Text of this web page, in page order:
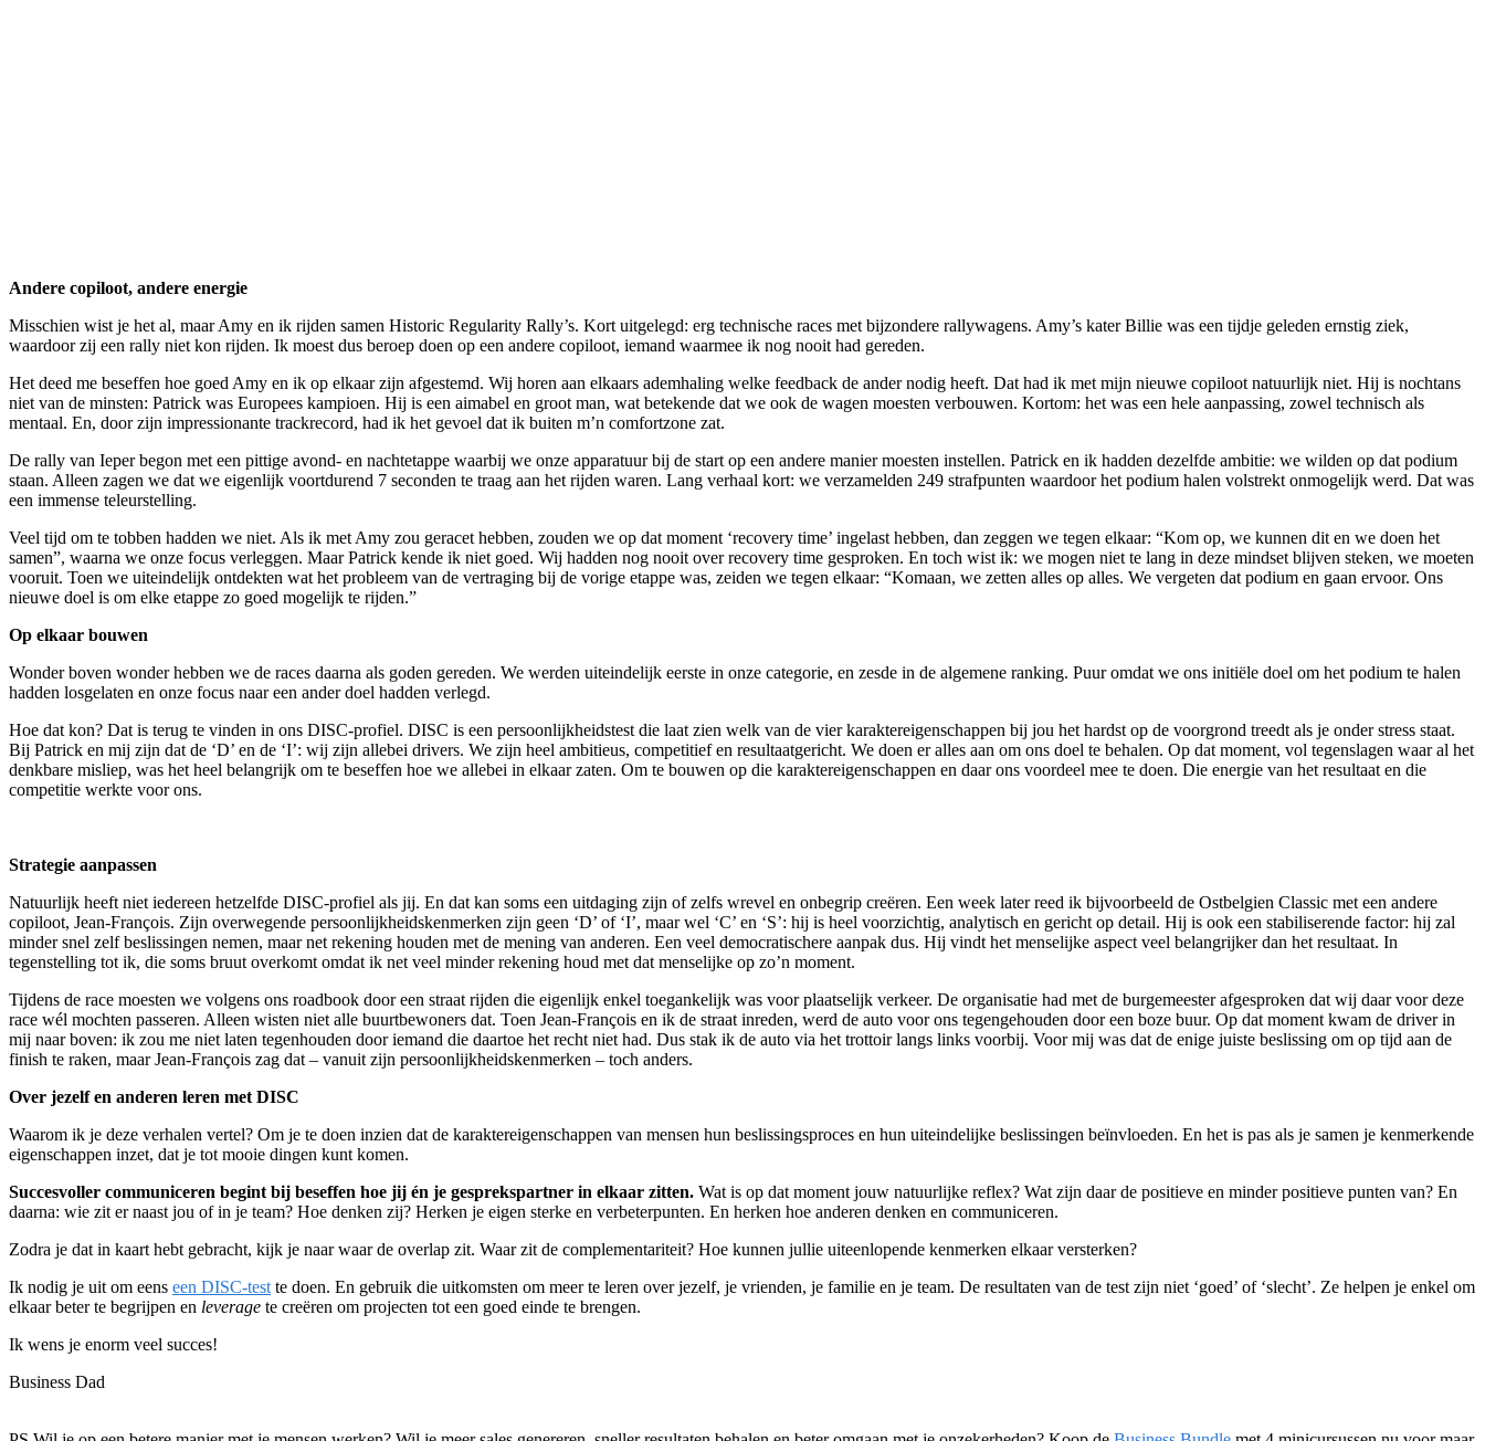
Andere copiloot, andere energie
Misschien wist je het al, maar Amy en ik rijden samen Historic Regularity Rally’s. Kort uitgelegd: erg technische races met bijzondere rallywagens. Amy’s kater Billie was een tijdje geleden ernstig ziek,
waardoor zij een rally niet kon rijden. Ik moest dus beroep doen op een andere copiloot, iemand waarmee ik nog nooit had gereden.
Het deed me beseffen hoe goed Amy en ik op elkaar zijn afgestemd. Wij horen aan elkaars ademhaling welke feedback de ander nodig heeft. Dat had ik met mijn nieuwe copiloot natuurlijk niet. Hij is nochtans
niet van de minsten: Patrick was Europees kampioen. Hij is een aimabel en groot man, wat betekende dat we ook de wagen moesten verbouwen. Kortom: het was een hele aanpassing, zowel technisch als
mentaal. En, door zijn impressionante trackrecord, had ik het gevoel dat ik buiten m’n comfortzone zat.
De rally van Ieper begon met een pittige avond- en nachtetappe waarbij we onze apparatuur bij de start op een andere manier moesten instellen. Patrick en ik hadden dezelfde ambitie: we wilden op dat podium
staan. Alleen zagen we dat we eigenlijk voortdurend 7 seconden te traag aan het rijden waren. Lang verhaal kort: we verzamelden 249 strafpunten waardoor het podium halen volstrekt onmogelijk werd. Dat was
een immense teleurstelling.
Veel tijd om te tobben hadden we niet. Als ik met Amy zou geracet hebben, zouden we op dat moment ‘recovery time’ ingelast hebben, dan zeggen we tegen elkaar: “Kom op, we kunnen dit en we doen het
samen”, waarna we onze focus verleggen. Maar Patrick kende ik niet goed. Wij hadden nog nooit over recovery time gesproken. En toch wist ik: we mogen niet te lang in deze mindset blijven steken, we moeten
vooruit. Toen we uiteindelijk ontdekten wat het probleem van de vertraging bij de vorige etappe was, zeiden we tegen elkaar: “Komaan, we zetten alles op alles. We vergeten dat podium en gaan ervoor. Ons
nieuwe doel is om elke etappe zo goed mogelijk te rijden.”
Op elkaar bouwen
Wonder boven wonder hebben we de races daarna als goden gereden. We werden uiteindelijk eerste in onze categorie, en zesde in de algemene ranking. Puur omdat we ons initiële doel om het podium te halen
hadden losgelaten en onze focus naar een ander doel hadden verlegd.
Hoe dat kon? Dat is terug te vinden in ons DISC-profiel. DISC is een persoonlijkheidstest die laat zien welk van de vier karaktereigenschappen bij jou het hardst op de voorgrond treedt als je onder stress staat.
Bij Patrick en mij zijn dat de ‘D’ en de ‘I’: wij zijn allebei drivers. We zijn heel ambitieus, competitief en resultaatgericht. We doen er alles aan om ons doel te behalen. Op dat moment, vol tegenslagen waar al het
denkbare misliep, was het heel belangrijk om te beseffen hoe we allebei in elkaar zaten. Om te bouwen op die karaktereigenschappen en daar ons voordeel mee te doen. Die energie van het resultaat en die
competitie werkte voor ons.
Strategie aanpassen
Natuurlijk heeft niet iedereen hetzelfde DISC-profiel als jij. En dat kan soms een uitdaging zijn of zelfs wrevel en onbegrip creëren. Een week later reed ik bijvoorbeeld de Ostbelgien Classic met een andere
copiloot, Jean-François. Zijn overwegende persoonlijkheidskenmerken zijn geen ‘D’ of ‘I’, maar wel ‘C’ en ‘S’: hij is heel voorzichtig, analytisch en gericht op detail. Hij is ook een stabiliserende factor: hij zal
minder snel zelf beslissingen nemen, maar net rekening houden met de mening van anderen. Een veel democratischere aanpak dus. Hij vindt het menselijke aspect veel belangrijker dan het resultaat. In
tegenstelling tot ik, die soms bruut overkomt omdat ik net veel minder rekening houd met dat menselijke op zo’n moment.
Tijdens de race moesten we volgens ons roadbook door een straat rijden die eigenlijk enkel toegankelijk was voor plaatselijk verkeer. De organisatie had met de burgemeester afgesproken dat wij daar voor deze
race wél mochten passeren. Alleen wisten niet alle buurtbewoners dat. Toen Jean-François en ik de straat inreden, werd de auto voor ons tegengehouden door een boze buur. Op dat moment kwam de driver in
mij naar boven: ik zou me niet laten tegenhouden door iemand die daartoe het recht niet had. Dus stak ik de auto via het trottoir langs links voorbij. Voor mij was dat de enige juiste beslissing om op tijd aan de
finish te raken, maar Jean-François zag dat – vanuit zijn persoonlijkheidskenmerken – toch anders.
Over jezelf en anderen leren met DISC
Waarom ik je deze verhalen vertel? Om je te doen inzien dat de karaktereigenschappen van mensen hun beslissingsproces en hun uiteindelijke beslissingen beïnvloeden. En het is pas als je samen je kenmerkende
eigenschappen inzet, dat je tot mooie dingen kunt komen.
Succesvoller communiceren begint bij beseffen hoe jij én je gesprekspartner in elkaar zitten. Wat is op dat moment jouw natuurlijke reflex? Wat zijn daar de positieve en minder positieve punten van? En
daarna: wie zit er naast jou of in je team? Hoe denken zij? Herken je eigen sterke en verbeterpunten. En herken hoe anderen denken en communiceren.
Zodra je dat in kaart hebt gebracht, kijk je naar waar de overlap zit. Waar zit de complementariteit? Hoe kunnen jullie uiteenlopende kenmerken elkaar versterken?
Ik nodig je uit om eens een DISC-test te doen. En gebruik die uitkomsten om meer te leren over jezelf, je vrienden, je familie en je team. De resultaten van de test zijn niet ‘goed’ of ‘slecht’. Ze helpen je enkel om
elkaar beter te begrijpen en leverage te creëren om projecten tot een goed einde te brengen.
Ik wens je enorm veel succes!
Business Dad